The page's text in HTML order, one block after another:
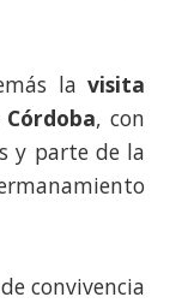
la visita
, con
y parte de la
convivencia